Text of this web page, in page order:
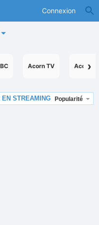
Connexion
›
Acorn TV
STREAMING Popularité